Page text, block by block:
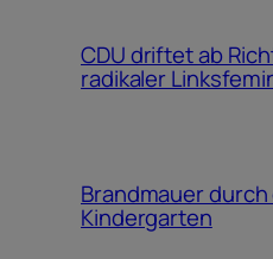
CDU driftet ab
radikaler
Brandmauer durch
Kindergarten